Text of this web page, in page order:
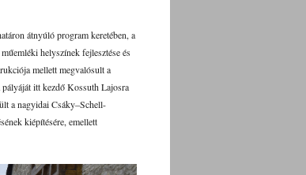
átnyúló program keretében, a
helyszínek fejlesztése és
mellett megvalósult a
itt kezdő Kossuth Lajosra
a nagyidai Csáky–Schell-
kiépítésére, emellett